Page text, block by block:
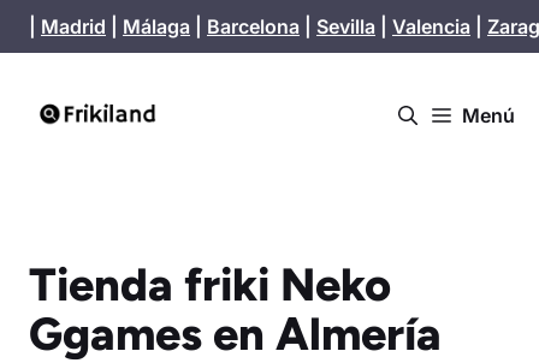
Saltar
al
Madrid Málaga Barcelona Sevilla Valencia
Menú
Tienda friki Neko
Ggames en Almería